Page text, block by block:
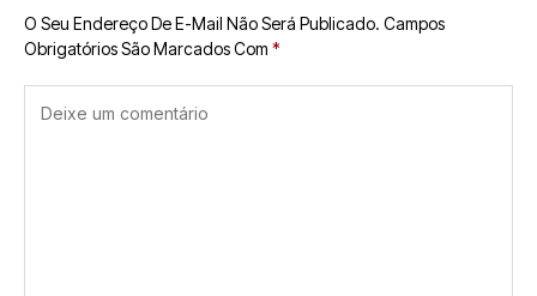
O Seu Endereço De E-Mail Não Será Publicado. Campos
Obrigatórios São Marcados Com *